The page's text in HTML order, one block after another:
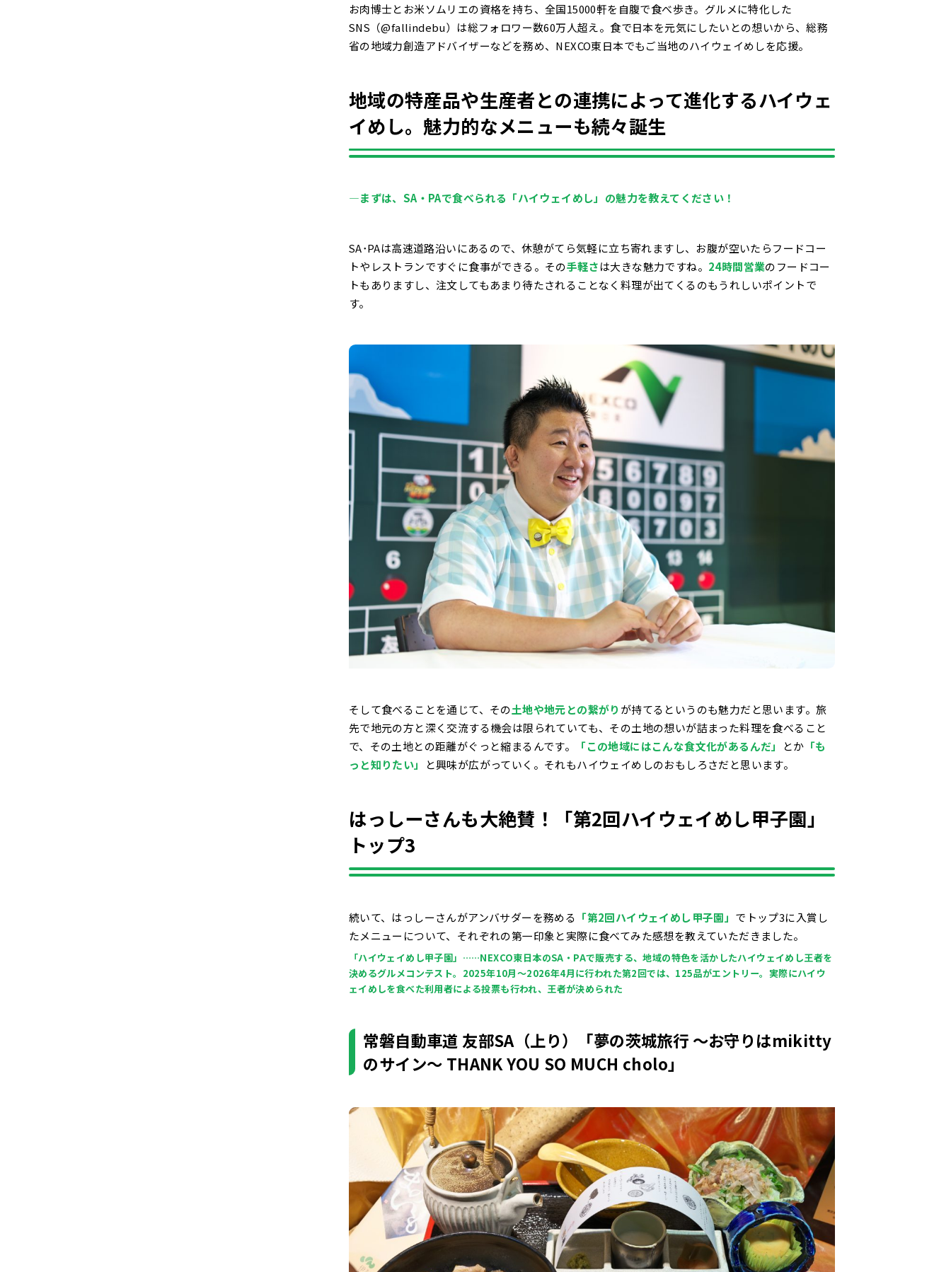
お肉博士とお米ソムリエの資格を持ち、全国15000軒を自腹で食べ歩き。グルメに特化した
SNS（@fallindebu）は総フォロワー数60万人超え。食で日本を元気にしたいとの想いから、総務
省の地域力創造アドバイザーなどを務め、NEXCO東日本でもご当地のハイウェイめしを応援。
地域の特産品や生産者との連携によって進化するハイウェ
イめし。魅力的なメニューも続々誕生
―まずは、SA・PAで食べられる「ハイウェイめし」の魅力を教えてください！
SA･PAは高速道路沿いにあるので、休憩がてら気軽に立ち寄れますし、お腹が空いたらフードコー
トやレストランですぐに食事ができる。その手軽さは大きな魅力ですね。 24時間営業のフードコー
トもありますし、注文してもあまり待たされることなく料理が出てくるのもうれしいポイントで
す。
そして食べることを通じて、その土地や地元との繋がり が持てるというのも魅力だと思います。旅
先で地元の方と深く交流する機会は限られていても、その土地の想いが詰まった料理を食べること
で、その土地との距離がぐっと縮まるんです。
「この地域にはこんな食文化があるんだ」 とか 「も
っと知りたい」
と興味が広がっていく。それもハイウェイめしのおもしろさだと思います。
はっしーさんも大絶賛！「第2回ハイウェイめし甲子園」
トップ3
続いて、はっしーさんがアンバサダーを務める 「第2回ハイウェイめし甲子園」 でトップ3に入賞し
たメニューについて、それぞれの第一印象と実際に食べてみた感想を教えていただきました。
「ハイウェイめし甲子園」……NEXCO東日本のSA・PAで販売する、地域の特色を活かしたハイウェイめし王者を
決めるグルメコンテスト。2025年10月～2026年4月に行われた第2回では、125品がエントリー。実際にハイウ
ェイめしを食べた利用者による投票も行われ、王者が決められた
常磐自動車道 友部SA（上り）「夢の茨城旅行 ～お守りはmikitty
のサイン～ THANK YOU SO MUCH cholo」